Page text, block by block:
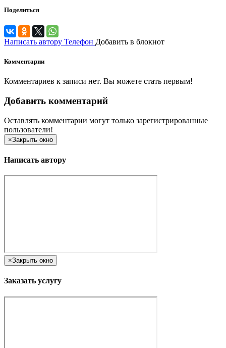
Поделиться
Написать автору Телефон Добавить в блокнот
Комментарии
Комментариев к записи нет. Вы можете стать первым!
Добавить комментарий
Оставлять комментарии могут только зарегистрированные
пользователи!
×Закрыть окно
Написать автору
×Закрыть окно
Заказать услугу